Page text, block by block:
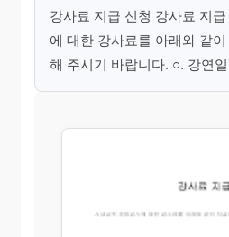
강사료 지급 신청 강사료 지
에 대한 강사료를 아래와 같
해 주시기 바랍니다. ○. 강연